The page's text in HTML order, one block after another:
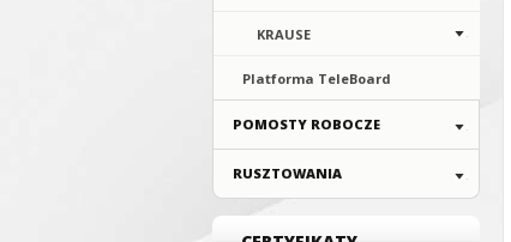
KRAUSE
Platforma TeleBoard
POMOSTY ROBOCZE
RUSZTOWANIA